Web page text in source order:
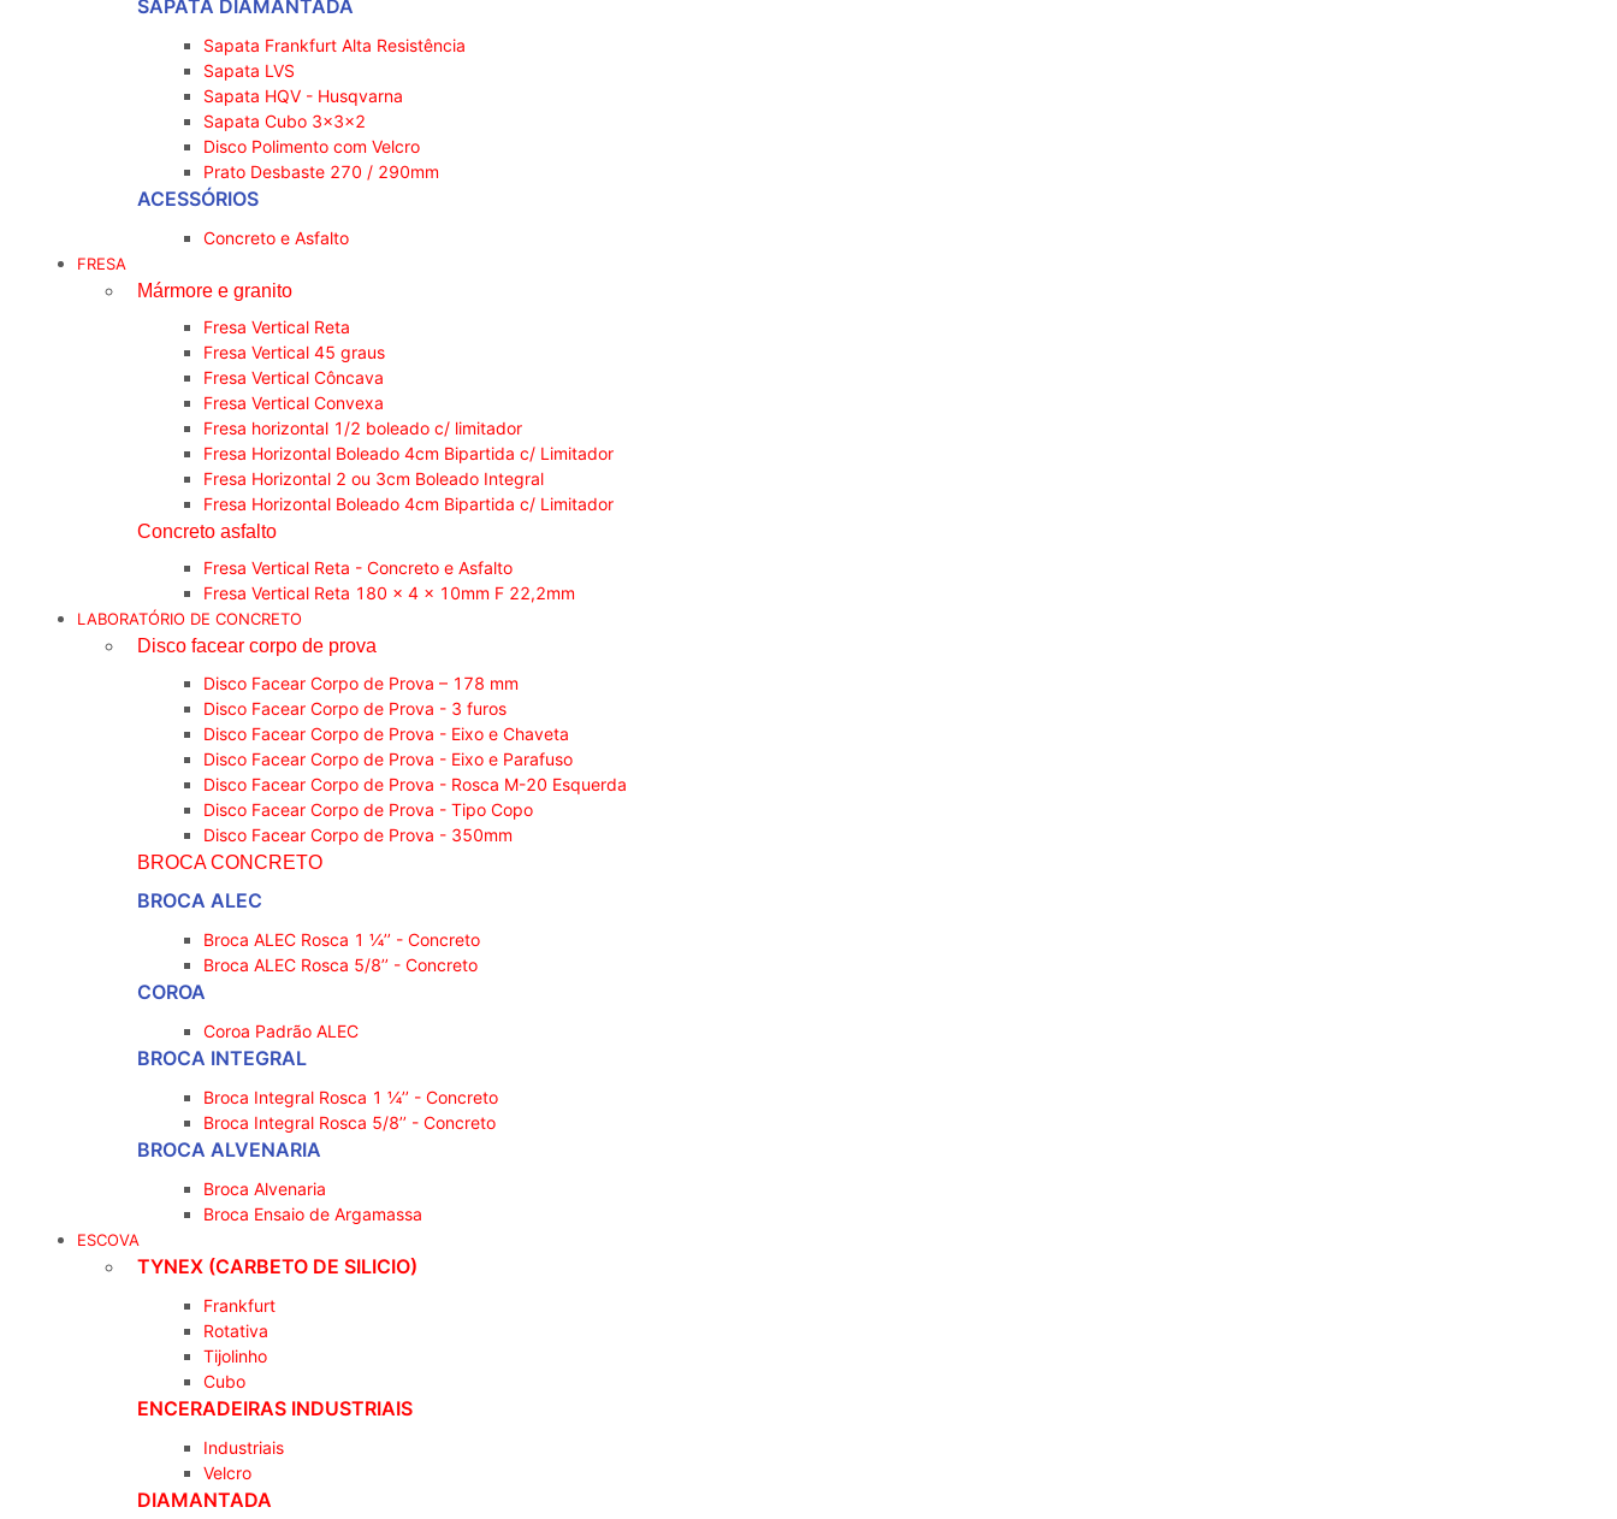
SAPATA DIAMANTADA
Sapata Frankfurt Alta Resistência
Sapata LVS
Sapata HQV - Husqvarna
Sapata Cubo 3x3x2
Disco Polimento com Velcro
Prato Desbaste 270 / 290mm
ACESSÓRIOS
Concreto e Asfalto
FRESA
Mármore e granito
Fresa Vertical Reta
Fresa Vertical 45 graus
Fresa Vertical Côncava
Fresa Vertical Convexa
Fresa horizontal 1/2 boleado c/ limitador
Fresa Horizontal Boleado 4cm Bipartida c/ Limitador
Fresa Horizontal 2 ou 3cm Boleado Integral
Fresa Horizontal Boleado 4cm Bipartida c/ Limitador
Concreto asfalto
Fresa Vertical Reta - Concreto e Asfalto
Fresa Vertical Reta 180 x 4 x 10mm F 22,2mm
LABORATÓRIO DE CONCRETO
Disco facear corpo de prova
Disco Facear Corpo de Prova – 178 mm
Disco Facear Corpo de Prova - 3 furos
Disco Facear Corpo de Prova - Eixo e Chaveta
Disco Facear Corpo de Prova - Eixo e Parafuso
Disco Facear Corpo de Prova - Rosca M-20 Esquerda
Disco Facear Corpo de Prova - Tipo Copo
Disco Facear Corpo de Prova - 350mm
BROCA CONCRETO
BROCA ALEC
Broca ALEC Rosca 1 ¼’’ - Concreto
Broca ALEC Rosca 5/8’’ - Concreto
COROA
Coroa Padrão ALEC
BROCA INTEGRAL
Broca Integral Rosca 1 ¼’’ - Concreto
Broca Integral Rosca 5/8’’ - Concreto
BROCA ALVENARIA
Broca Alvenaria
Broca Ensaio de Argamassa
ESCOVA
TYNEX (CARBETO DE SILICIO)
Frankfurt
Rotativa
Tijolinho
Cubo
ENCERADEIRAS INDUSTRIAIS
Industriais
Velcro
DIAMANTADA